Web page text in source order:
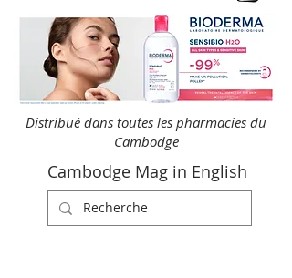
Distribué dans toutes les pharmacies du
Cambodge
Cambodge Mag in English